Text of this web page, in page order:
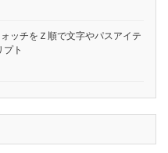
ッチをＺ順で文字やパスアイテ
プト